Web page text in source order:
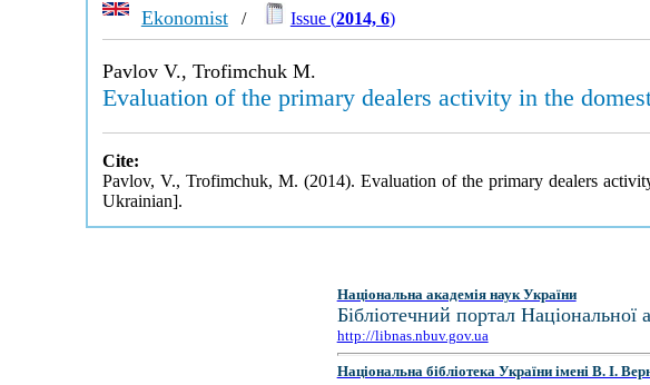
Ekonomist/ Issue (2014, 6)
Pavlov V., Trofimchuk M.
Evaluation of the primary dealers activity in the
Cite:
Pavlov, V., Trofimchuk, M. (2014). Evaluation of the primary dealers
Ukrainian].
Національна академія наук України
Бібліотечний портал
http://libnas.nbuv.gov.ua
Національна бібліотека України імені В. І.